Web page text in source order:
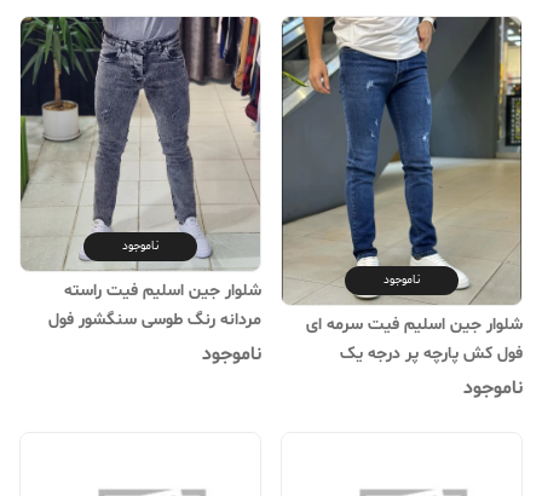
ناموجود
شلوار جین اسلیم فیت سرمه ای
فول کش پارچه پر درجه یک
ناموجود
ناموجود
شلوار جین اسلیم فیت راسته
مردانه رنگ طوسی سنگشور فول
کش اعلا
ناموجود